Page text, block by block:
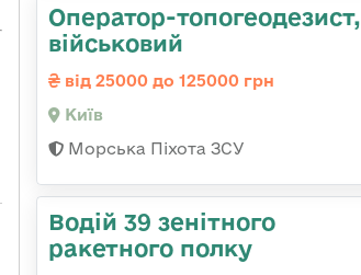
Опеpатоp-топогеодезист,
військовий
від 25000 до 125000 грн
Київ
Морська Піхота ЗСУ
Водій 39 зенітного
ракетного полку